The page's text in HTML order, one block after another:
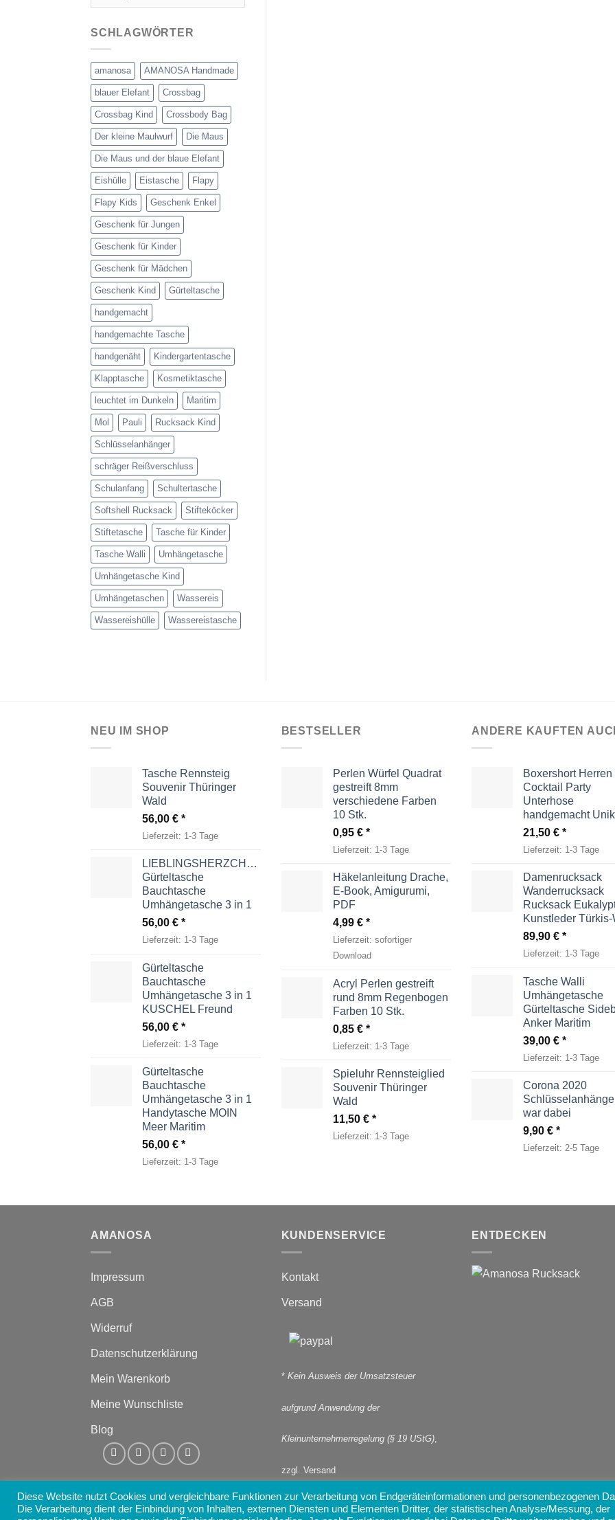
SCHLAGWÖRTER
amanosa AMANOSA Handmade
blauer Elefant Crossbag
Crossbag Kind Crossbody Bag
Der kleine Maulwurf Die Maus
Die Maus und der blaue Elefant
Eishülle Eistasche Flapy
Flapy Kids Geschenk Enkel
Geschenk für Jungen
Geschenk für Kinder
Geschenk für Mädchen
Geschenk Kind Gürteltasche
handgemacht
handgemachte Tasche
handgenäht Kindergartentasche
Klapptasche Kosmetiktasche
leuchtet im Dunkeln Maritim
Mol Pauli Rucksack Kind
Schlüsselanhänger
schräger Reißverschluss
Schulanfang Schultertasche
Softshell Rucksack Stifteköcker
Stiftetasche Tasche für Kinder
Tasche Walli Umhängetasche
Umhängetasche Kind
Umhängetaschen Wassereis
Wassereishülle Wassereistasche
NEU IM SHOP
Tasche Rennsteig
Souvenir Thüringer
Wald
56,00 €
Lieferzeit: 1-3 Tage
LIEBLINGSHERZCHEN
Gürteltasche
Bauchtasche
Umhängetasche 3 in 1
56,00 €
Lieferzeit: 1-3 Tage
Gürteltasche
Bauchtasche
Umhängetasche 3 in 1
KUSCHEL Freund
56,00 €
Lieferzeit: 1-3 Tage
Gürteltasche
Bauchtasche
Umhängetasche 3 in 1
Handytasche MOIN
Meer Maritim
56,00 €
Lieferzeit: 1-3 Tage
BESTSELLER
Perlen Würfel Quadrat
gestreift 8mm
verschiedene Farben
10 Stk.
0,95 €
Lieferzeit: 1-3 Tage
Häkelanleitung Drache,
E-Book, Amigurumi,
PDF
4,99 €
Lieferzeit: sofortiger
Download
Acryl Perlen gestreift
rund 8mm Regenbogen
Farben 10 Stk.
0,85 €
Lieferzeit: 1-3 Tage
Spieluhr Rennsteiglied
Souvenir Thüringer
Wald
11,50 €
Lieferzeit: 1-3 Tage
ANDERE KAUFTEN
Boxershort Herren
Cocktail Party
Unterhose
handgemacht
21,50 €
Lieferzeit: 1-3 Tage
Damenrucksack
Wanderrucksack
Rucksack
Kunstleder
89,90 €
Lieferzeit: 1-3 Tage
Tasche Walli
Umhängetasche
Gürteltasche
Anker Maritim
39,00 €
Lieferzeit: 1-3 Tage
Corona 2020
war dabei
9,90 €
Lieferzeit: 2-5 Tage
AMANOSA
Impressum
AGB
Widerruf
Datenschutzerklärung
Mein Warenkorb
Meine Wunschliste
Blog
KUNDENSERVICE
Kontakt
Versand
* Kein Ausweis der Umsatzsteuer
aufgrund Anwendung der
Kleinunternehmerregelung (§ 19 UStG),
zzgl. Versand
ENTDECKEN
Diese Website nutzt Cookies und vergleichbare Funktionen zur Verarbeitung von Endgeräteinformationen und personenbezogenen
Die Verarbeitung dient der Einbindung von Inhalten, externen Diensten und Elementen Dritter, der statistischen Analyse/Messung, der